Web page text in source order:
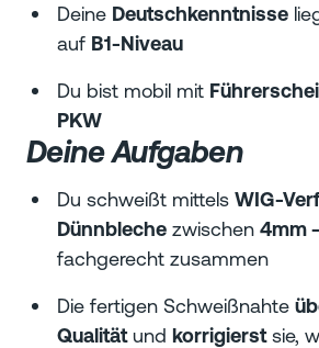
Deine Deutschkenntnisse
auf B1-Niveau
Du bist mobil mit
PKW
Deine Aufgaben
Du schweißt mittels WIG-
Dünnbleche zwischen 4mm
fachgerecht zusammen
Die fertigen Schweißnahte
Qualitätund korrigierstsie,